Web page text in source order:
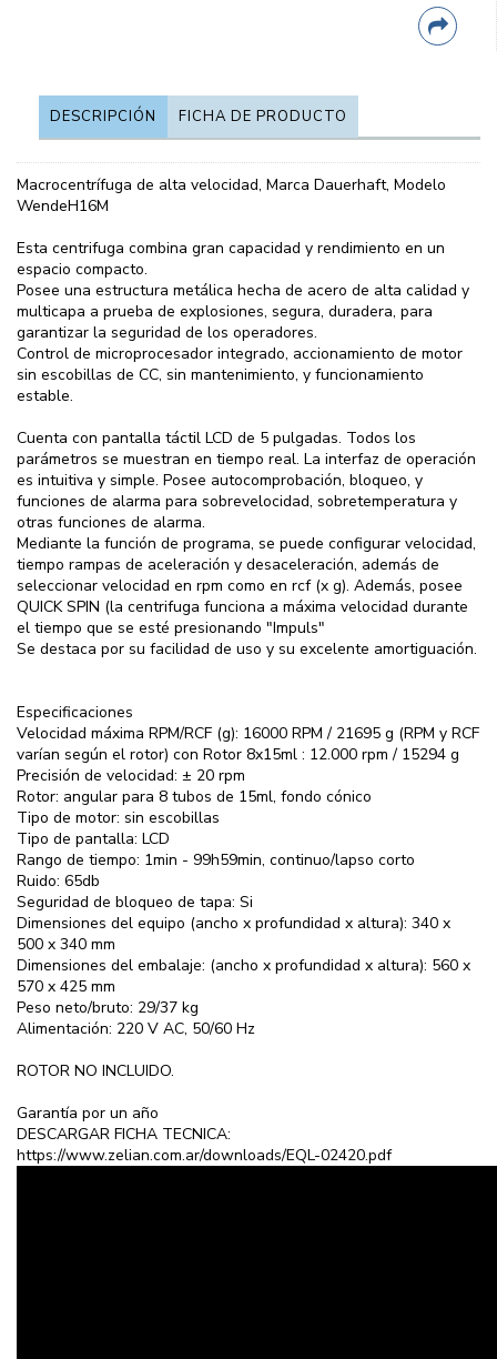
DESCRIPCIÓN FICHA DE PRODUCTO
Macrocentrífuga de alta velocidad, Marca Dauerhaft, Modelo
WendeH16M
Esta centrifuga combina gran capacidad y rendimiento en un
espacio compacto.
Posee una estructura metálica hecha de acero de alta calidad y
multicapa a prueba de explosiones, segura, duradera, para
garantizar la seguridad de los operadores.
Control de microprocesador integrado, accionamiento de motor
sin escobillas de CC, sin mantenimiento, y funcionamiento
estable.
Cuenta con pantalla táctil LCD de 5 pulgadas. Todos los
parámetros se muestran en tiempo real. La interfaz de operación
es intuitiva y simple. Posee autocomprobación, bloqueo, y
funciones de alarma para sobrevelocidad, sobretemperatura y
otras funciones de alarma.
Mediante la función de programa, se puede configurar velocidad,
tiempo rampas de aceleración y desaceleración, además de
seleccionar velocidad en rpm como en rcf (x g). Además, posee
QUICK SPIN (la centrifuga funciona a máxima velocidad durante
el tiempo que se esté presionando "Impuls"
Se destaca por su facilidad de uso y su excelente amortiguación.
Especificaciones
Velocidad máxima RPM/RCF (g): 16000 RPM / 21695 g (RPM y RCF
varían según el rotor) con Rotor 8x15ml : 12.000 rpm / 15294 g
Precisión de velocidad: ± 20 rpm
Rotor: angular para 8 tubos de 15ml, fondo cónico
Tipo de motor: sin escobillas
Tipo de pantalla: LCD
Rango de tiempo: 1min - 99h59min, continuo/lapso corto
Ruido: 65db
Seguridad de bloqueo de tapa: Si
Dimensiones del equipo (ancho x profundidad x altura): 340 x
500 x 340 mm
Dimensiones del embalaje: (ancho x profundidad x altura): 560 x
570 x 425 mm
Peso neto/bruto: 29/37 kg
Alimentación: 220 V AC, 50/60 Hz
ROTOR NO INCLUIDO.
Garantía por un año
DESCARGAR FICHA TECNICA:
https://www.zelian.com.ar/downloads/EQL-02420.pdf